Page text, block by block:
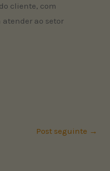
cliente, com
ao setor
Post seguinte →